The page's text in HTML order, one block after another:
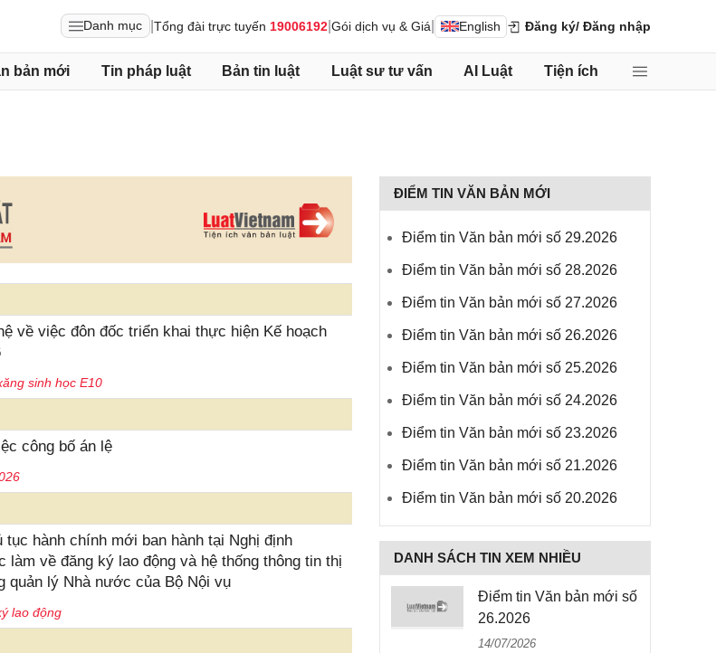
Danh mục Tổng đài trực tuyến 19006192 Gói dịch vụ & Giá English Đăng ký/ Đăng nhập
bản mới Tin pháp luật Bản tin luật Luật sư tư vấn AI Luật Tiện ích
về việc đôn đốc triển khai thực hiện Kế hoạch
sinh học E10
công bố án lệ
hành chính mới ban hành tại Nghị định
về đăng ký lao động và hệ thống thông tin thị
quản lý Nhà nước của Bộ Nội vụ
lao động
ĐIỂM TIN VĂN BẢN MỚI
Điểm tin Văn bản mới số 29.2026
Điểm tin Văn bản mới số 28.2026
Điểm tin Văn bản mới số 27.2026
Điểm tin Văn bản mới số 26.2026
Điểm tin Văn bản mới số 25.2026
Điểm tin Văn bản mới số 24.2026
Điểm tin Văn bản mới số 23.2026
Điểm tin Văn bản mới số 21.2026
Điểm tin Văn bản mới số 20.2026
DANH SÁCH TIN XEM NHIỀU
Điểm tin Văn bản mới số
26.2026
14/07/2026